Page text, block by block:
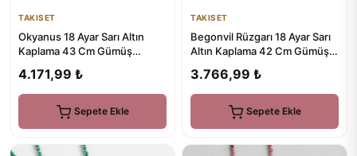
TAKISET
Okyanus 18 Ayar Sarı Altın
Kaplama 43 Cm Gümüş
4.171,99 ₺
Sepete Ekle
TAKISET
Begonvil Rüzgarı 18 Ayar Sarı
Altın Kaplama 42 Cm Gümüş
3.766,99 ₺
Sepete Ekle